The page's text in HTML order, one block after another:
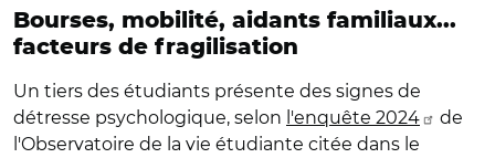
Bourses, mobilité, aidants familiaux...
facteurs de fragilisation
Un tiers des étudiants présente des signes de
détresse psychologique, selon l'enquête 2024
de
l'Observatoire de la vie étudiante citée dans le